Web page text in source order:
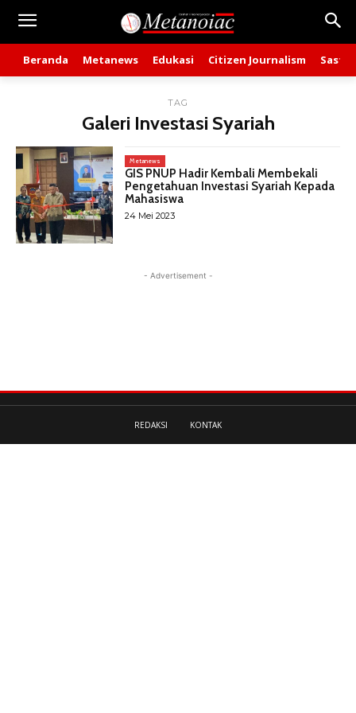
Beranda Metanews Edukasi Citizen Journalism Sastra
TAG
Galeri Investasi Syariah
Metanews
GIS PNUP Hadir Kembali Membekali
Pengetahuan Investasi Syariah Kepada
Mahasiswa
24 Mei 2023
- Advertisement -
REDAKSI KONTAK